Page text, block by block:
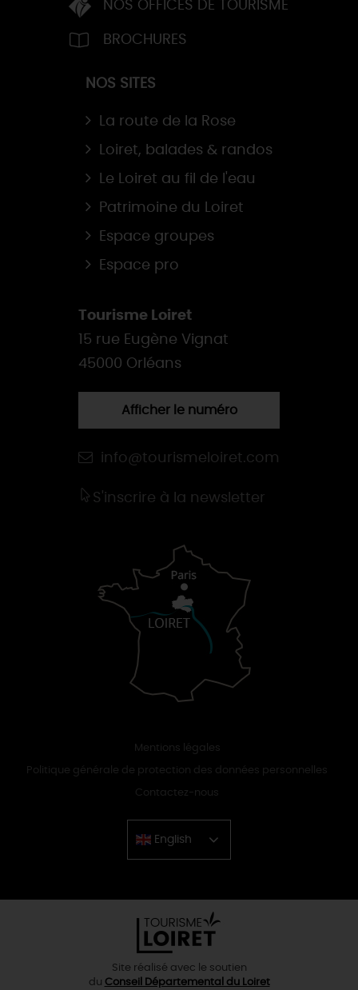
NOS OFFICES DE TOURISME
BROCHURES
NOS SITES
La route de la Rose
Loiret, balades & randos
Le Loiret au fil de l'eau
Patrimoine du Loiret
Espace groupes
Espace pro
Tourisme Loiret
15 rue Eugène Vignat
45000 Orléans
Afficher le numéro
info@tourismeloiret.com
S'inscrire à la newsletter
Mentions légales
Politique générale de protection des données personnelles
Contactez-nous
English
Chinese
Site réalisé avec le soutien
du Conseil Départemental du Loiret